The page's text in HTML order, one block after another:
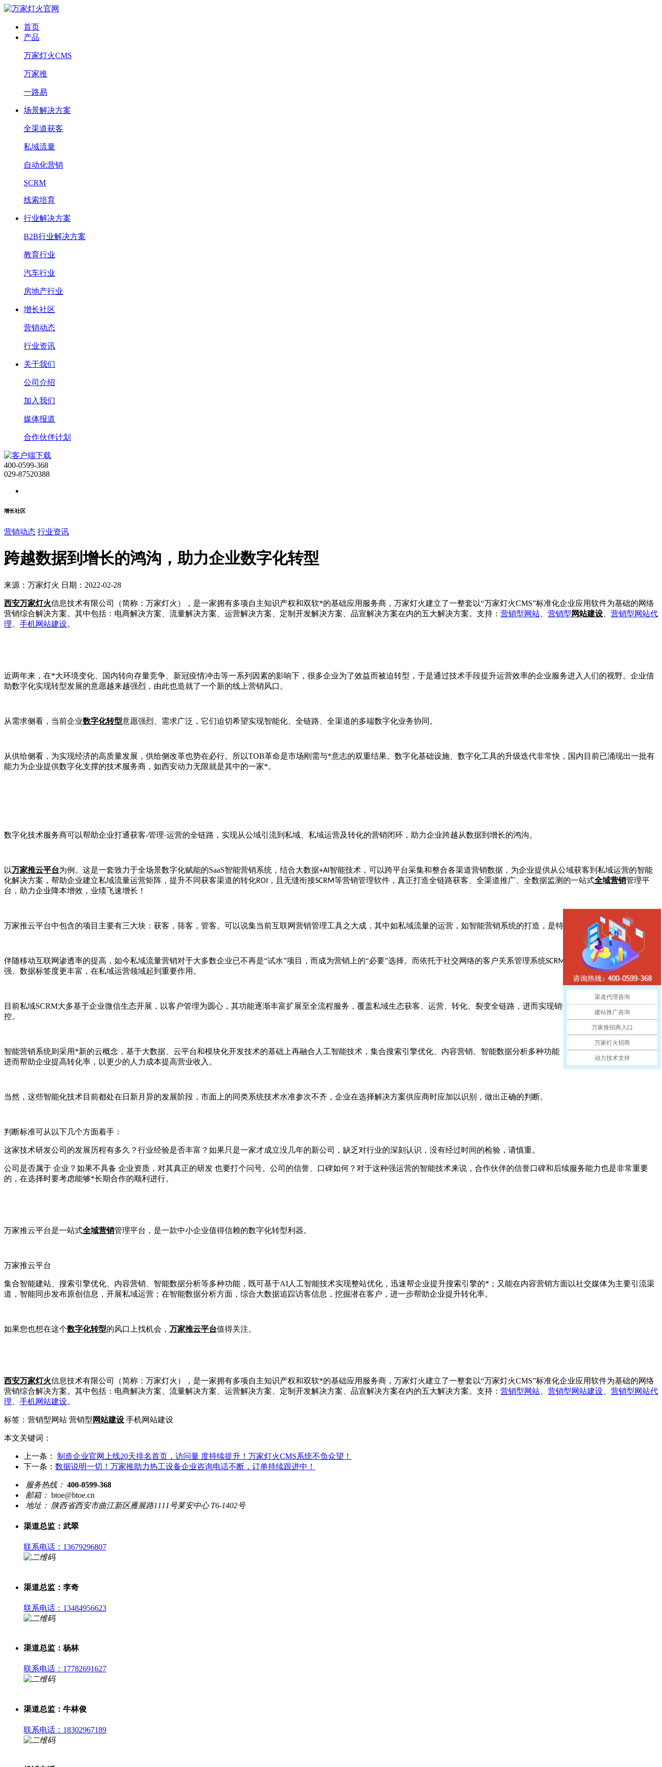
首页
产品
万家灯火CMS
万家推
一路易
场景解决方案
全渠道获客
私域流量
自动化营销
SCRM
线索培育
行业解决方案
B2B行业解决方案
教育行业
汽车行业
房地产行业
增长社区
营销动态
行业资讯
关于我们
公司介绍
加入我们
媒体报道
合作伙伴计划
400-0599-368
029-87520388
增长社区
营销动态 行业资讯
跨越数据到增长的鸿沟，助力企业数字化转型
来源：万家灯火 日期：2022-02-28
西安万家灯火信息技术有限公司（简称：万家灯火），是一家拥有多项自主知识产权和双软*的基础应用服务商，万家灯火建立了一整套以“万家灯火CMS”标准化企业应用软件为基础的网络
营销综合解决方案。其中包括：电商解决方案、流量解决方案、运营解决方案、定制开发解决方案、品宣解决方案在内的五大解决方案。 支持： 营销型网站 营销型 网站建设 营销型网站代
理
手机网站建设。
近两年来，在*大环境变化、国内转向存量竞争、新冠疫情冲击等一系列因素的影响下，很多企业为了效益而被迫转型，于是通过技术手段提升运营效率的企业服务进入人们的视野。企业借
助数字化实现转型发展的意愿越来越强烈，由此也造就了一个新的线上营销风口。
从需求侧看，当前企业数字化转型意愿强烈、需求广泛，它们迫切希望实现智能化、全链路、全渠道的多端数字化业务协同。
从供给侧看，为实现经济的高质量发展，供给侧改革也势在必行。所以TOB革命是市场刚需与*意志的双重结果。数字化基础设施、数字化工具的升级迭代非常快，国内目前已涌现出一批有
能力为企业提供数字化支撑的技术服务商，如西安动力无限就是其中的一家*。
数字化技术服务商可以帮助企业打通获客-管理-运营的全链路，实现从公域引流到私域、私域运营及转化的营销闭环，助力企业跨越从数据到增长的鸿沟。
以万家推云平台为例。这是一套致力于全场景数字化赋能的SaaS智能营销系统，结合大数据+AI 智能技术，可以跨平台采集和整合各渠道营销数据，为企业提供从公域获客到私域运营的智能
化解决方案，帮助企业建立私域流量运营矩阵，提升不同获客渠道的转化ROI ，且无缝衔接SCRM等营销管理软件，真正打造全链路获客、全渠道推广、全数据监测的一站式全域营销管理平
台，助力企业降本增效，业绩飞速增长！
万家推云平台中包含的项目主要有三大块：获客，筛客，管客。可以说集当前互联网营销管理工具之大成，其中如私域流量的运营，如智能营销系统的打造，是特别应予关注的。
伴随移动互联网渗透率的提高，如今私域流量营销对于大多数企业已不再是“试水”项目，而成为营销上的“必要”选择。而依托于社交网络的客户关系管理系统SCRM
的兴起，使用户交互增
强、数据标签度更丰富，在私域运营领域起到重要作用。
目前私域SCRM大多基于企业微信生态开展，以客户管理为圆心，其功能逐渐丰富扩展至全流程服务，覆盖私域生态获客、运营、转化、裂变全链路，进而实现销售过程及客户数据的动态监
控。
智能营销系统则采用*新的云概念，基于大数据、云平台和模块化开发技术的基础上再融合人工智能技术，集合搜索引擎优化、内容营销、智能数据分析多种功能，可以智能读懂用户需求，
进而帮助企业提高转化率，以更少的人力成本提高营业收入。
当然，这些智能化技术目前都处在日新月异的发展阶段，市面上的同类系统技术水准参次不齐，企业在选择解决方案供应商时应加以识别，做出正确的判断。
判断标准可从以下几个方面着手：
这家技术研发公司的发展历程有多久？行业经验是否丰富？如果只是一家才成立没几年的新公司，缺乏对行业的深刻认识，没有经过时间的检验，请慎重。
公司是否属于 企业？如果不具备 企业资质，对其真正的研发 也要打个问号。公司的信誉、口碑如何？对于这种强运营的智能技术来说，合作伙伴的信誉口碑和后续服务能力也是非常重要
的，在选择时要考虑能够*长期合作的顺利进行。
万家推云平台是一站式全域营销管理平台，是一款中小企业值得信赖的数字化转型利器。
万家推云平台
集合智能建站、搜索引擎优化、内容营销、智能数据分析等多种功能，既可基于AI人工智能技术实现整站优化，迅速帮企业提升搜索引擎的*；又能在内容营销方面以社交媒体为主要引流渠
道，智能同步发布原创信息，开展私域运营；在智能数据分析方面，综合大数据追踪访客信息，挖掘潜在客户，进一步帮助企业提升转化率。
如果您也想在这个数字化转型的风口上找机会， 万家推云平台值得关注。
西安万家灯火信息技术有限公司（简称：万家灯火），是一家拥有多项自主知识产权和双软*的基础应用服务商，万家灯火建立了一整套以“万家灯火CMS”标准化企业应用软件为基础的网络
营销综合解决方案。其中包括：电商解决方案、流量解决方案、运营解决方案、定制开发解决方案、品宣解决方案在内的五大解决方案。 支持： 营销型网站 营销型网站建设 营销型网站代
理
手机网站建设。
标签：营销型网站 营销型 网站建设 手机网站建设
本文关键词：
上一条： 制造企业官网上线20天排名首页，访问量 度持续提升！万家灯火CMS系统不负众望！
下一条： 数据说明一切！万家推助力热工设备企业咨询电话不断，订单持续跟进中！
服务热线： 400-0599-368
邮箱： btoe@btoe.cn
地址： 陕西省西安市曲江新区雁展路1111号莱安中心 T6-1402号
渠道总监：武翠
联系电话：13679296807
渠道总监：李奇
联系电话：13484956623
渠道总监：杨林
联系电话：17782691627
渠道总监：牛林俊
联系电话：18302967189
渠道代理咨询
建站推广咨询
万家推招商入口
万家灯火招商
动力技术支持